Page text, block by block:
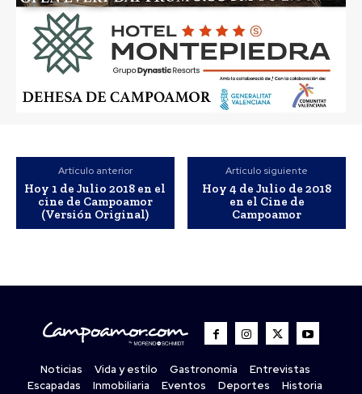
Artículo anterior
Hoy 1 de Julio 2018 en el
cine de Campoamor
(Versión Original)
Artículo siguiente
Hoy 4 de Julio de 2018
en el Cine de
Campoamor
Noticias Vida y estilo Gastronomía
Entrevistas
Escapadas
Inmobiliaria Eventos Deportes
Historia